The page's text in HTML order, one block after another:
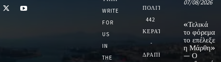
WRITE
FOR
US
IN
THE
ΠΟΛΙΤΙΚΗ
442
ΚΕΡΑΤΣΙΝΙ
-
ΔΡΑΠΕΤΣΩΝΑ
07/08/2026
«Τελικά
το φόρεμα
το επέλεξε
η Μάρθη»
— Ο